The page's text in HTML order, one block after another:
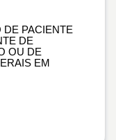
PACIENTE
DE
OU DE
EM